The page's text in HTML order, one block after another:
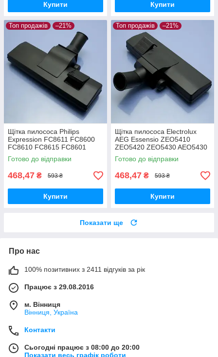
Купити Купити
Топ продажів –21%
Щітка пилососа Philips
Expression FC8611 FC8600
FC8610 FC8615 FC8601
FC8602 FC8604 FC8606
FC8612 FC8619
двохрежимна
Готово до відправки
468,47 ₴ 593 ₴
Купити
Топ продажів –21%
Щітка пилососа Electrolux
AEG Essensio ZEO5410
ZEO5420 ZEO5430 AEO5430
ZEO5432 двохрежимна
Готово до відправки
468,47 ₴ 593 ₴
Купити
Показати ще
Про нас
100% позитивних з 2411 відгуків за рік
Працює з 29.08.2016
м. Вінниця
Вінниця, Україна
Контакти
Сьогодні працює з 08:00 до 20:00
Показати весь графік роботи